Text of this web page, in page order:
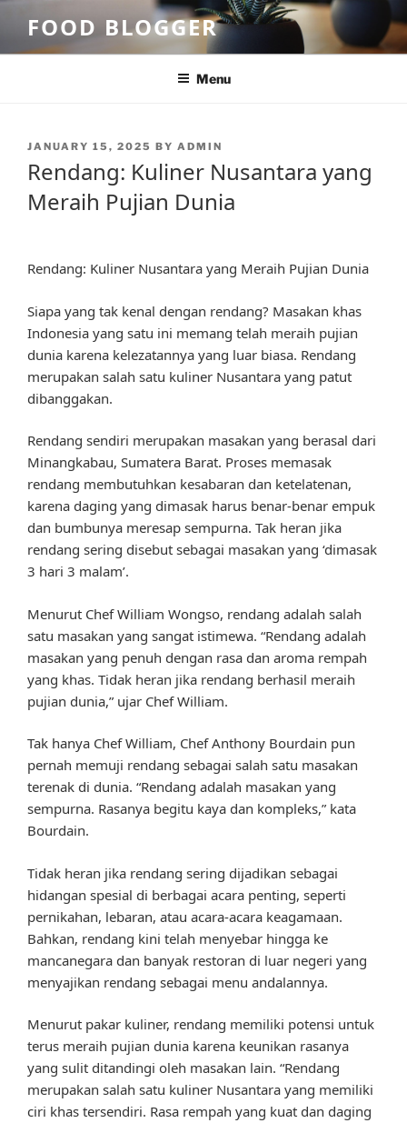
content
FOOD BLOGGER
Menu
POSTED
JANUARY 15, 2025 BY ADMIN
Rendang: Kuliner Nusantara yang
Meraih Pujian Dunia
Rendang: Kuliner Nusantara yang Meraih Pujian Dunia
Siapa yang tak kenal dengan rendang? Masakan khas
Indonesia yang satu ini memang telah meraih pujian
dunia karena kelezatannya yang luar biasa. Rendang
merupakan salah satu kuliner Nusantara yang patut
dibanggakan.
Rendang sendiri merupakan masakan yang berasal dari
Minangkabau, Sumatera Barat. Proses memasak
rendang membutuhkan kesabaran dan ketelatenan,
karena daging yang dimasak harus benar-benar empuk
dan bumbunya meresap sempurna. Tak heran jika
rendang sering disebut sebagai masakan yang ‘dimasak
3 hari 3 malam’.
Menurut Chef William Wongso, rendang adalah salah
satu masakan yang sangat istimewa. “Rendang adalah
masakan yang penuh dengan rasa dan aroma rempah
yang khas. Tidak heran jika rendang berhasil meraih
pujian dunia,” ujar Chef William.
Tak hanya Chef William, Chef Anthony Bourdain pun
pernah memuji rendang sebagai salah satu masakan
terenak di dunia. “Rendang adalah masakan yang
sempurna. Rasanya begitu kaya dan kompleks,” kata
Bourdain.
Tidak heran jika rendang sering dijadikan sebagai
hidangan spesial di berbagai acara penting, seperti
pernikahan, lebaran, atau acara-acara keagamaan.
Bahkan, rendang kini telah menyebar hingga ke
mancanegara dan banyak restoran di luar negeri yang
menyajikan rendang sebagai menu andalannya.
Menurut pakar kuliner, rendang memiliki potensi untuk
terus meraih pujian dunia karena keunikan rasanya
yang sulit ditandingi oleh masakan lain. “Rendang
merupakan salah satu kuliner Nusantara yang memiliki
ciri khas tersendiri. Rasa rempah yang kuat dan daging